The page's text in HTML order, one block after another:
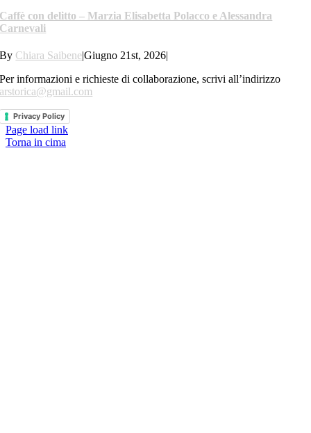
Caffè con delitto – Marzia Elisabetta Polacco e Alessandra
Carnevali
By Chiara Saibene|Giugno 21st, 2026
Per informazioni e richieste di collaborazione, scrivi all’indirizzo
arstorica@gmail.com
Privacy Policy
Page load link
Torna in cima